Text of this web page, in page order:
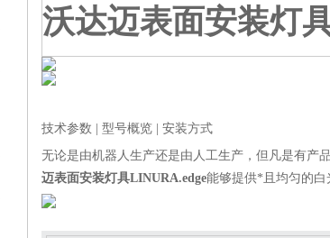
沃达迈表面安装灯
技术参数 | 型号概览 | 安装方式
无论是由机器人生产还是由人工生产，但凡是有
迈表面安装灯具LINURA.edge能够提供*且均匀的白